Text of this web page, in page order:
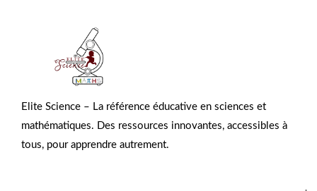
Elite Science – La référence éducative en sciences et
mathématiques. Des ressources innovantes, accessibles à
tous, pour apprendre autrement.